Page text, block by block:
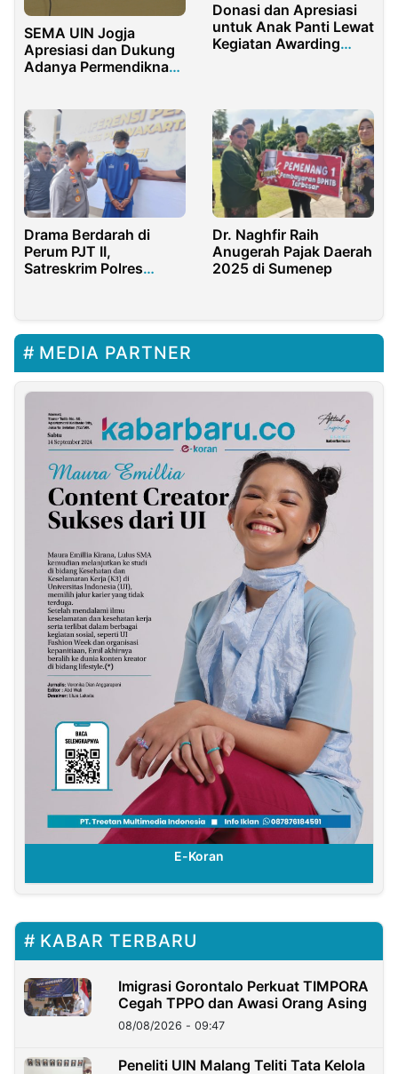
SEMA UIN Jogja
Apresiasi dan Dukung
Adanya Permendiknas
Donasi dan Apresiasi
untuk Anak Panti Lewat
Kegiatan Awarding
Drama Berdarah di
Perum PJT II,
Satreskrim Polres
Dr. Naghfir Raih
Anugerah Pajak Daerah
2025 di Sumenep
MEDIA PARTNER
KABAR TERBARU
Imigrasi Gorontalo Perkuat TIMPORA
Cegah TPPO dan Awasi Orang Asing
08/08/2026 - 09:47
Peneliti UIN Malang Teliti Tata Kelola